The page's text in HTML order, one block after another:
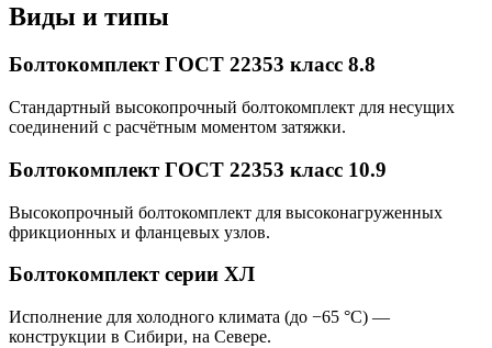
Виды и типы
Болтокомплект ГОСТ 22353 класс 8.8
Стандартный высокопрочный болтокомплект для несущих
соединений с расчётным моментом затяжки.
Болтокомплект ГОСТ 22353 класс 10.9
Высокопрочный болтокомплект для высоконагруженных
фрикционных и фланцевых узлов.
Болтокомплект серии ХЛ
Исполнение для холодного климата (до −65 °С) —
конструкции в Сибири, на Севере.